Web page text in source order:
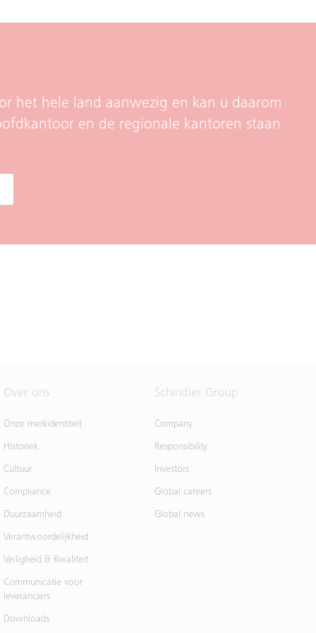
het hele land aanwezig en kan u daarom
en de regionale kantoren staan
Over ons
Onze merkidentiteit
Historiek
Cultuur
Compliance
Duurzaamheid
Verantwoordelijkheid
Veiligheid & Kwaliteit
Communicatie voor
leveranciers
Downloads
Schindler Group
Company
Responsibility
Investors
Global careers
Global news